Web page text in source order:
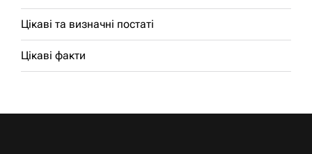
Цікаві та визначні постаті
Цікаві факти